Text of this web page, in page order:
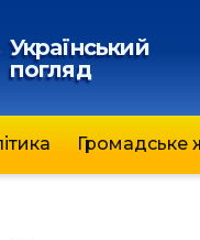
Український
погляд
Громадське